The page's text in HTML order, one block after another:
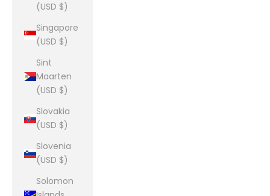
(USD $)
Singapore
(USD $)
Sint
Maarten
(USD $)
Slovakia
(USD $)
Slovenia
(USD $)
Solomon